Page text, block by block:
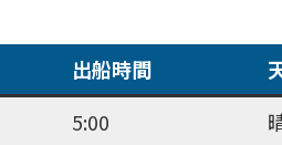
出船時間
5:00